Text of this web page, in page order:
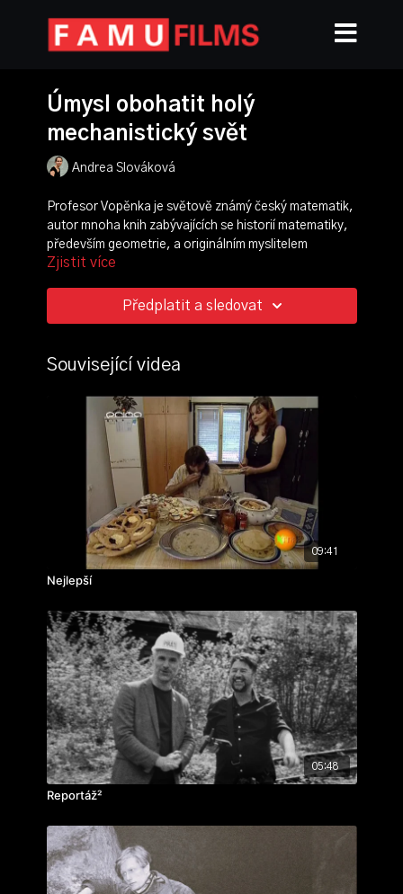
Úmysl obohatit holý
mechanistický svět
Andrea Slováková
Profesor Vopěnka je světově známý český matematik,
autor mnoha knih zabývajících se historií matematiky,
především geometrie, a originálním myslitelem
propojujícím matematiku s filozofií. Veřejně známým se
Vopěnkův kardinál) a svým dvouletým působením v
politice - byl prvním polistopadovým ministrem
každodennosti, v níž se Vopěnka pohybuje nebo která
se otiskla na jeho minulosti. Práce s obrazy v nich však
hledá abstraktní kvality a snaží se diváka inspirovat k
soustředěné interpretaci slov, jež mapují osobnost
Vopěnky - matematika.
Andrea Slováková
cvičení: autorský portrét
rok výroby: 2006
Zjistit více
Předplatit a sledovat
Související videa
09:41
Nejlepší
05:48
Reportáž²